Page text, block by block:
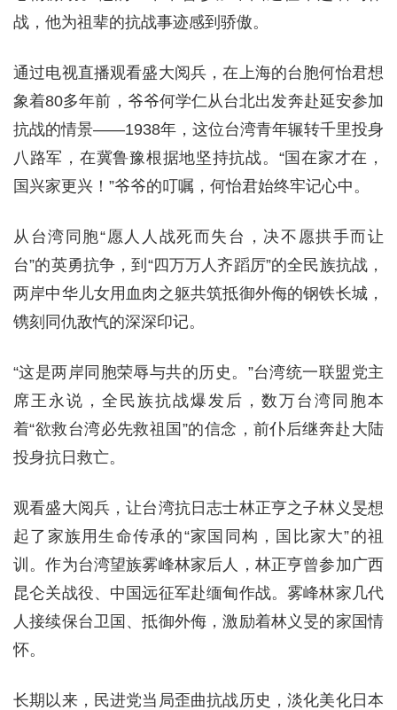
战，他为祖辈的抗战事迹感到骄傲。
通过电视直播观看盛大阅兵，在上海的台胞何怡君想
象着80多年前，爷爷何学仁从台北出发奔赴延安参加
抗战的情景——1938年，这位台湾青年辗转千里投身
八路军，在冀鲁豫根据地坚持抗战。“国在家才在，
国兴家更兴！”爷爷的叮嘱，何怡君始终牢记心中。
从台湾同胞“愿人人战死而失台，决不愿拱手而让
台”的英勇抗争，到“四万万人齐蹈厉”的全民族抗战，
两岸中华儿女用血肉之躯共筑抵御外侮的钢铁长城，
镌刻同仇敌忾的深深印记。
“这是两岸同胞荣辱与共的历史。”台湾统一联盟党主
席王永说，全民族抗战爆发后，数万台湾同胞本
着“欲救台湾必先救祖国”的信念，前仆后继奔赴大陆
投身抗日救亡。
观看盛大阅兵，让台湾抗日志士林正亨之子林义旻想
起了家族用生命传承的“家国同构，国比家大”的祖
训。作为台湾望族雾峰林家后人，林正亨曾参加广西
昆仑关战役、中国远征军赴缅甸作战。雾峰林家几代
人接续保台卫国、抵御外侮，激励着林义旻的家国情
怀。
长期以来，民进党当局歪曲抗战历史，淡化美化日本